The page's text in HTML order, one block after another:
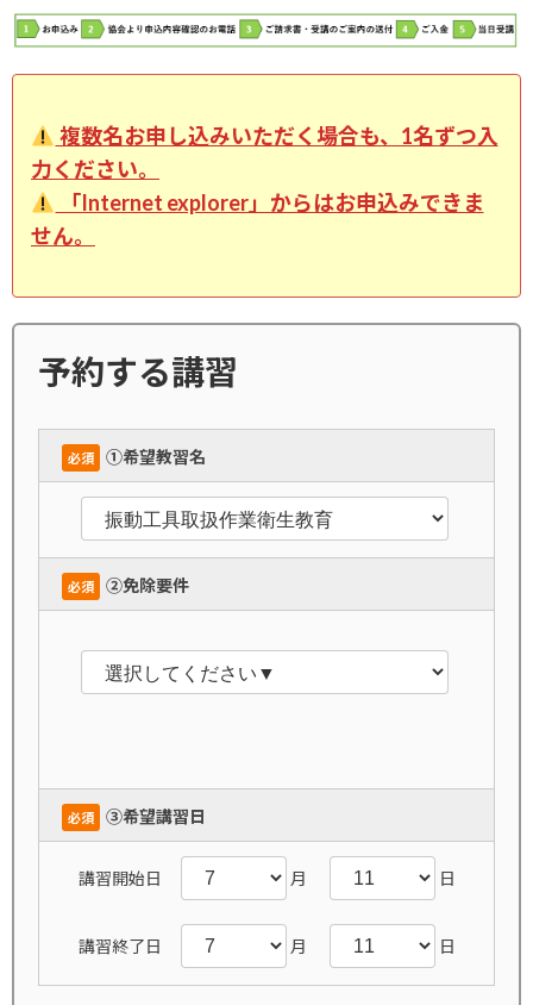
複数名お申し込みいただく場合も、1名ずつ入
力ください。
「Internet explorer」からはお申込みできま
せん。
予約する講習
必須 ➀希望教習名
必須 ➁免除要件
必須 ➂希望講習日
講習開始日 月 日
講習終了日 月 日